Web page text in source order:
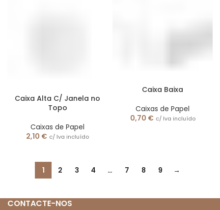
Caixa Alta C/ Janela no
Topo
Caixas de Papel
2,10 € c/ Iva incluído
Caixa Baixa
Caixas de Papel
0,70 € c/ Iva incluído
1 2 3 4 … 7 8 9 →
CONTACTE-NOS